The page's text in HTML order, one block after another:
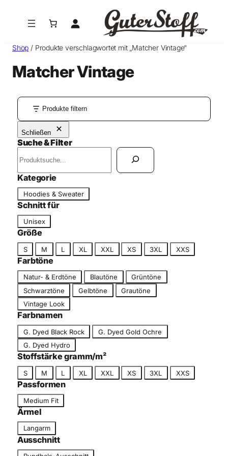
Shop / Produkte verschlagwortet mit „Matcher Vintage“
Matcher Vintage
Produkte filtern
Schließen
Suche & Filter
u
c
h
e
n
Kategorie
a
t
e
g
r
i
e
Hoodies & Sweater
Schnitt für
c
h
n
i
t
Unisex
Größe
r
ö
ß
S M L XL XXL XS 3XL XXS
Farbtöne
a
r
b
t
n
Natur- & Erdtöne Blautöne
Grüntöne
Schwarztöne
Gelbtöne
Grautöne
Vintage Look
Farbnamen
a
r
b
a
m
e
G. Dyed Black Rock
G. Dyed Gold Ochre
G. Dyed Hydro
Stoffstärke gramm/m²
r
ö
ß
e
S M L XL XXL XS 3XL XXS
Passformen
a
s
s
f
Medium Fit
Ärmel
r
m
Langarm
Ausschnitt